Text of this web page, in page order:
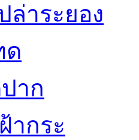
ล่าระยอง
ด
าก
ากระ